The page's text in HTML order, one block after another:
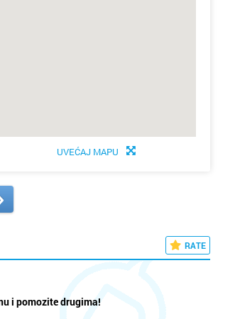
UVEĆAJ MAPU
RATE
i pomozite drugima!